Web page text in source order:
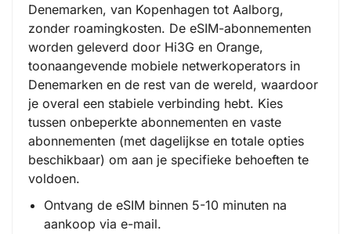
Denemarken, van Kopenhagen tot Aalborg,
zonder roamingkosten. De eSIM-abonnementen
worden geleverd door Hi3G en Orange,
toonaangevende mobiele netwerkoperators in
Denemarken en de rest van de wereld, waardoor
je overal een stabiele verbinding hebt. Kies
tussen onbeperkte abonnementen en vaste
abonnementen (met dagelijkse en totale opties
beschikbaar) om aan je specifieke behoeften te
voldoen.
Ontvang de eSIM binnen 5-10 minuten na
aankoop via e-mail.